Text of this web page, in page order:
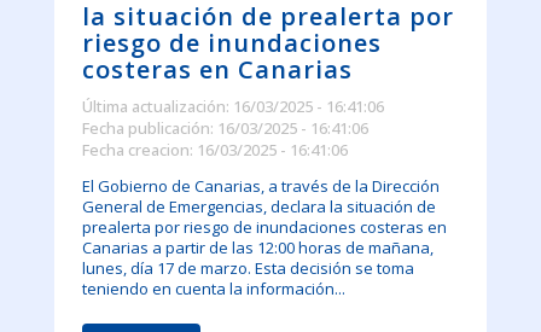
la situación de prealerta por
riesgo de inundaciones
costeras en Canarias
Última actualización: 16/03/2025 - 16:41:06
Fecha publicación: 16/03/2025 - 16:41:06
Fecha creacion: 16/03/2025 - 16:41:06
El Gobierno de Canarias, a través de la Dirección
General de Emergencias, declara la situación de
prealerta por riesgo de inundaciones costeras en
Canarias a partir de las 12:00 horas de mañana,
lunes, día 17 de marzo. Esta decisión se toma
teniendo en cuenta la información...